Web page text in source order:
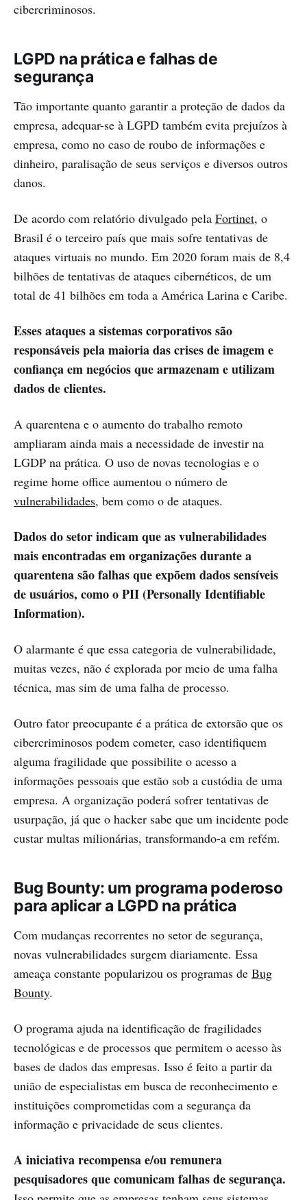
cibercriminosos.
LGPD na prática e falhas de
segurança
Tão importante quanto garantir a proteção de dados da
empresa, adequar-se à LGPD também evita prejuízos à
empresa, como no caso de roubo de informações e
dinheiro, paralisação de seus serviços e diversos outros
danos.
De acordo com relatório divulgado pela Fortinet, o
Brasil é o terceiro país que mais sofre tentativas de
ataques virtuais no mundo. Em 2020 foram mais de 8,4
bilhões de tentativas de ataques cibernéticos, de um
total de 41 bilhões em toda a América Larina e Caribe.
Esses ataques a sistemas corporativos são
responsáveis pela maioria das crises de imagem e
confiança em negócios que armazenam e utilizam
dados de clientes.
A quarentena e o aumento do trabalho remoto
ampliaram ainda mais a necessidade de investir na
LGDP na prática. O uso de novas tecnologias e o
regime home office aumentou o número de
vulnerabilidades, bem como o de ataques.
Dados do setor indicam que as vulnerabilidades
mais encontradas em organizações durante a
quarentena são falhas que expõem dados sensíveis
de usuários, como o PII (Personally Identifiable
Information).
O alarmante é que essa categoria de vulnerabilidade,
muitas vezes, não é explorada por meio de uma falha
técnica, mas sim de uma falha de processo.
Outro fator preocupante é a prática de extorsão que os
cibercriminosos podem cometer, caso identifiquem
alguma fragilidade que possibilite o acesso a
informações pessoais que estão sob a custódia de uma
empresa. A organização poderá sofrer tentativas de
usurpação, já que o hacker sabe que um incidente pode
custar multas milionárias, transformando-a em refém.
Bug Bounty: um programa poderoso
para aplicar a LGPD na prática
Com mudanças recorrentes no setor de segurança,
novas vulnerabilidades surgem diariamente. Essa
ameaça constante popularizou os programas de Bug
Bounty.
O programa ajuda na identificação de fragilidades
tecnológicas e de processos que permitem o acesso às
bases de dados das empresas. Isso é feito a partir da
união de especialistas em busca de reconhecimento e
instituições comprometidas com a segurança da
informação e privacidade de seus clientes.
A iniciativa recompensa e/ou remunera
pesquisadores que comunicam falhas de segurança.